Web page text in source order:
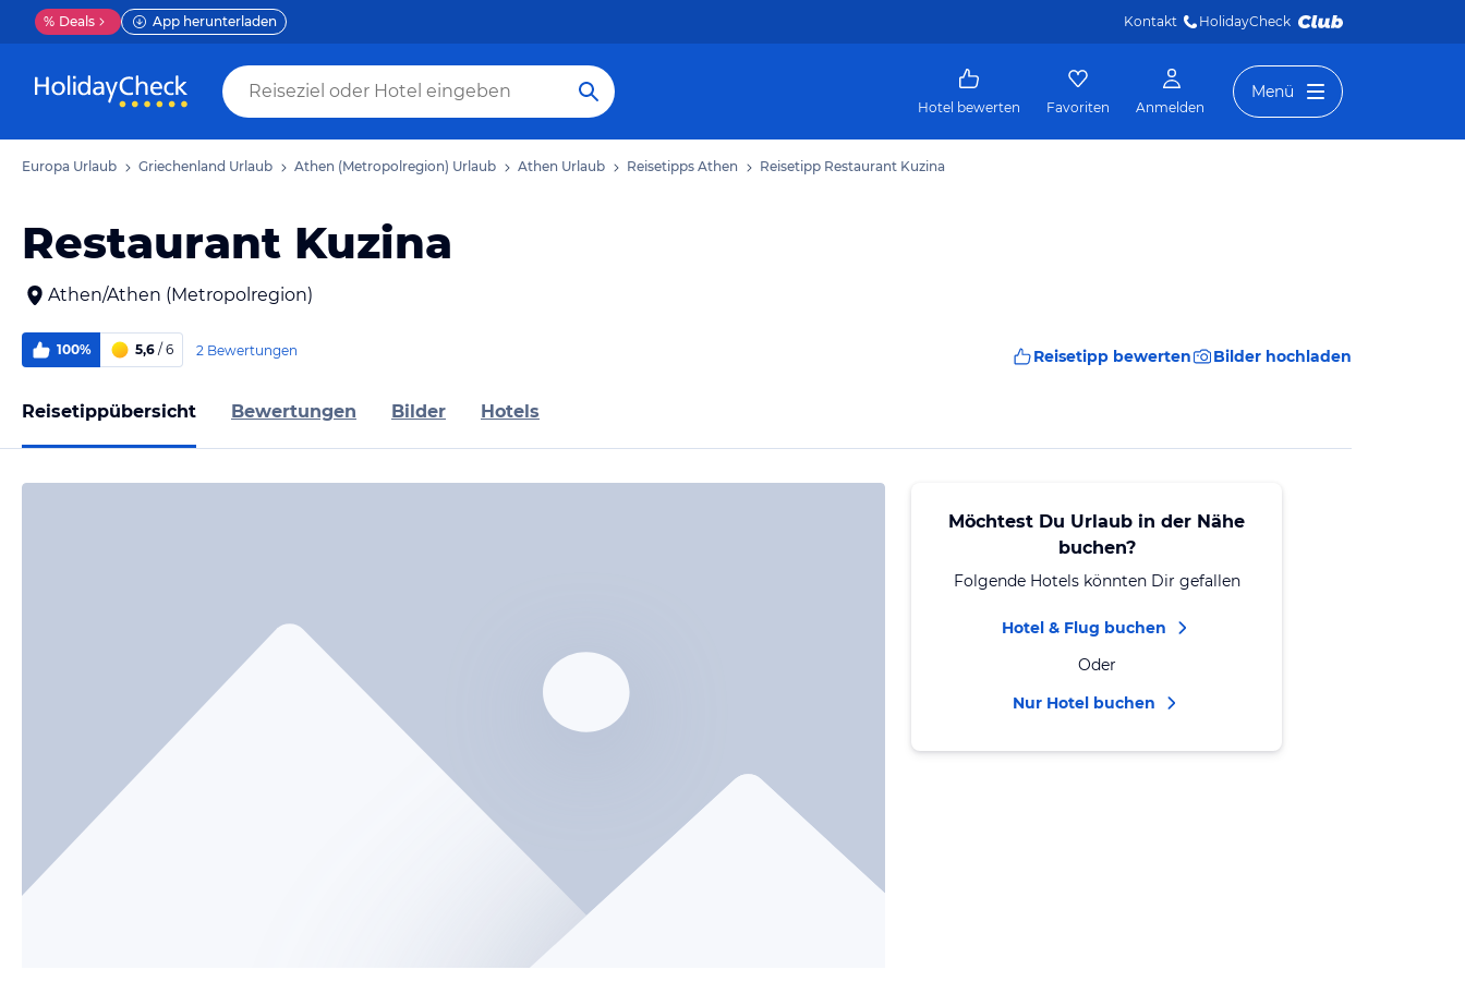
% Deals App herunterladen Kontakt HolidayCheck
Hotel bewerten Favoriten Anmelden
Menü
Europa Urlaub Griechenland Urlaub Athen (Metropolregion) Urlaub Athen Urlaub Reisetipps Athen Reisetipp Restaurant Kuzina
Restaurant Kuzina
Athen/Athen (Metropolregion)
100% 5,6 / 6 2 Bewertungen Reisetipp bewerten Bilder hochladen
Reisetippübersicht Bewertungen Bilder Hotels
Möchtest Du Urlaub in der Nähe
buchen?
Folgende Hotels könnten Dir gefallen
Hotel & Flug buchen
Oder
Nur Hotel buchen